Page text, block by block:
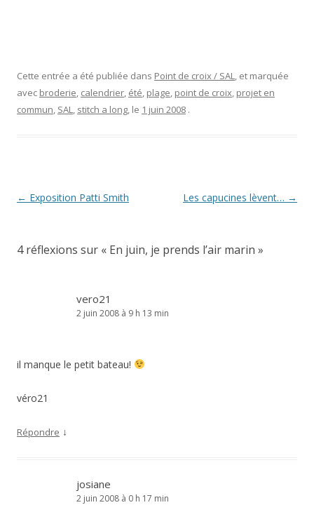
Cette entrée a été publiée dans Point de croix / SAL, et marquée
avec broderie, calendrier, été, plage, point de croix, projet en
commun, SAL, stitch a long, le 1 juin 2008 .
Navigation
← Exposition Patti Smith Les capucines lèvent… →
4 réflexions sur « En juin, je prends l’air marin »
vero21
2 juin 2008 à 9 h 13 min
il manque le petit bateau!
véro21
Répondre ↓
josiane
2 juin 2008 à 0 h 17 min